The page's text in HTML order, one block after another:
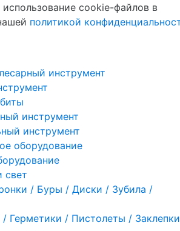
использование cookie-файлов в
политикой
инструмент
инструмент
инструмент
оборудование
свет
/ Буры / Диски / Зубила /
Герметики / Пистолеты / Заклепки